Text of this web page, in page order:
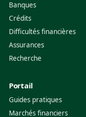
Banques
Crédits
Difficultés financières
Assurances
Recherche
Portail
Guides pratiques
Marchés financiers